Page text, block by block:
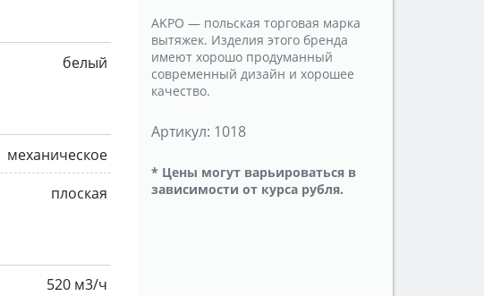
белый
механическое
плоская
520 м3/ч
AKPO — польская торговая марка
вытяжек. Изделия этого бренда
имеют хорошо продуманный
современный дизайн и хорошее
качество.
Артикул: 1018
* Цены могут варьироваться в
зависимости от курса рубля.